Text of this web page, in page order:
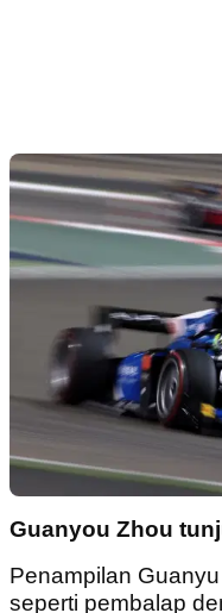
Guanyou Zhou
Penampilan
seperti pembalap